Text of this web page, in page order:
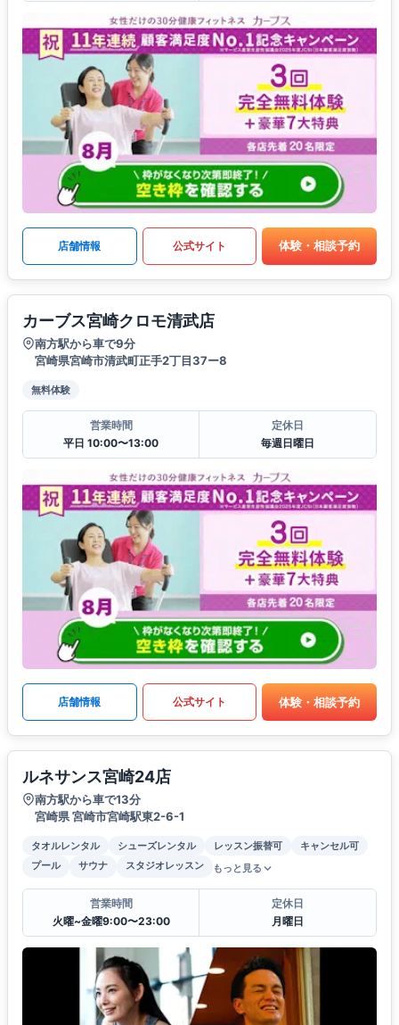
店舗情報 公式サイト 体験・相談予約
カーブス宮崎クロモ清武店
南方駅から車で9分
宮崎県宮崎市清武町正手2丁目37ー8
無料体験
営業時間
平日 10:00〜13:00
定休日
毎週日曜日
店舗情報 公式サイト 体験・相談予約
ルネサンス宮崎24店
南方駅から車で13分
宮崎県 宮崎市宮崎駅東2-6-1
タオルレンタル シューズレンタル レッスン振替可
キャンセル可
プール
サウナ スタジオレッスン もっと見る
営業時間
火曜~金曜9:00〜23:00
定休日
月曜日